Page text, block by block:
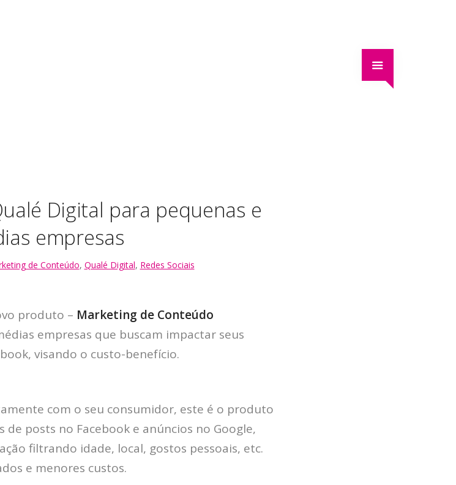
Digital para pequenas e
empresas
de Conteúdo, Qualé Digital, Redes Sociais
produto – Marketing de Conteúdo
empresas que buscam impactar seus
visando o custo-benefício.
com o seu consumidor, este é o produto
de posts no Facebook e anúncios no Google,
filtrando idade, local, gostos pessoais, etc.
e menores custos.